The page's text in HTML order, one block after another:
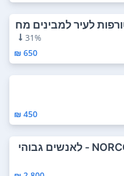
לעיר למבינים מח
31%
650 ₪
450 ₪
אופניים - NORCO - לאנשים גבוהי